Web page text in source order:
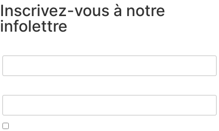
Inscrivez-vous à notre
infolettre